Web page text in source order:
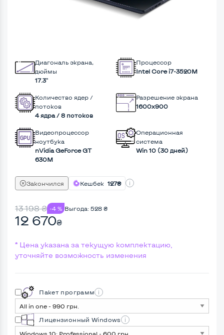
Диагональ экрана,
дюймы
17.3"
Процессор
Intel Core i7-3520M
Количество ядер /
потоков
4 ядра / 8 потоков
Разрешение экрана
1600x900
Видеопроцессор
ноутбука
nVidia GeForce GT
630M
Операционная
система
Win 10 (30 дней)
Закончился Кешбек 127₴
13 198₴ -4 % Выгода: 528 ₴
12 670₴
* Цена указана за текущую комплектацию,
уточняйте возможность изменения
Пакет программ
Лицензионный Windows